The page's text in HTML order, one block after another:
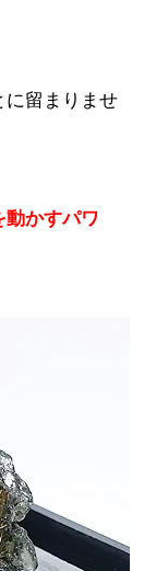
に留まりませ
動かすパワ